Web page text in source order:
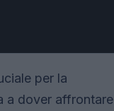
per la
a dover affrontare